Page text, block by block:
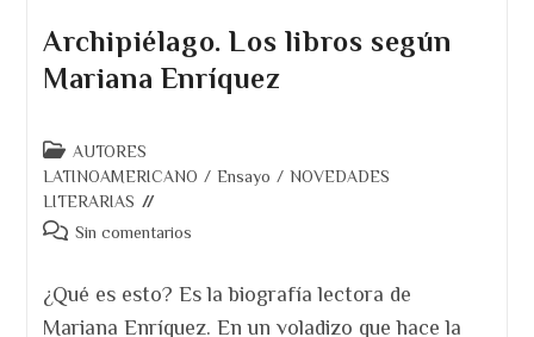
Archipiélago. Los libros según
Mariana Enríquez
Categoría
de
la
entrada:
AUTORES
LATINOAMERICANO / Ensayo / NOVEDADES
LITERARIAS
Comentarios
entrada:
Sin comentarios
¿Qué es esto? Es la biografía lectora de
Mariana Enríquez. En un voladizo que hace la